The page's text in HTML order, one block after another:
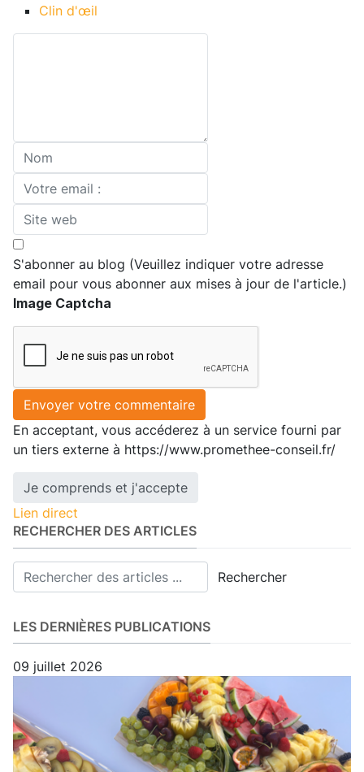
Clin d'œil
S'abonner au blog (Veuillez indiquer votre adresse
email pour vous abonner aux mises à jour de l'article.)
Image Captcha
Envoyer votre commentaire
En acceptant, vous accéderez à un service fourni par
un tiers externe à https://www.promethee-conseil.fr/
Je comprends et j'accepte
Lien direct
RECHERCHER DES ARTICLES
Rechercher
LES DERNIÈRES PUBLICATIONS
09 juillet 2026